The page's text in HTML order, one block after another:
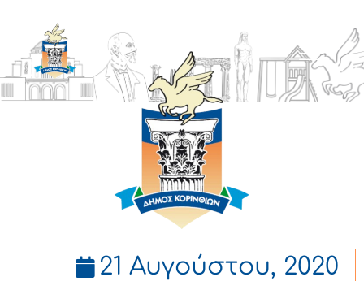
ΔΗΜΟΣ
ΚΟΡΙΝΘΙΩΝ
21 Αυγούστου, 2020